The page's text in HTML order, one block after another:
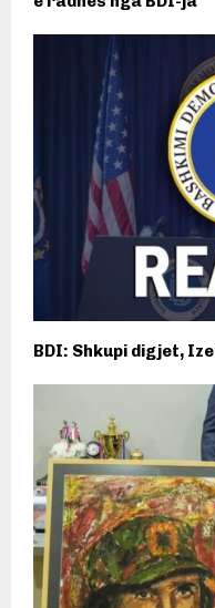
BDI: Shkupi digjet,